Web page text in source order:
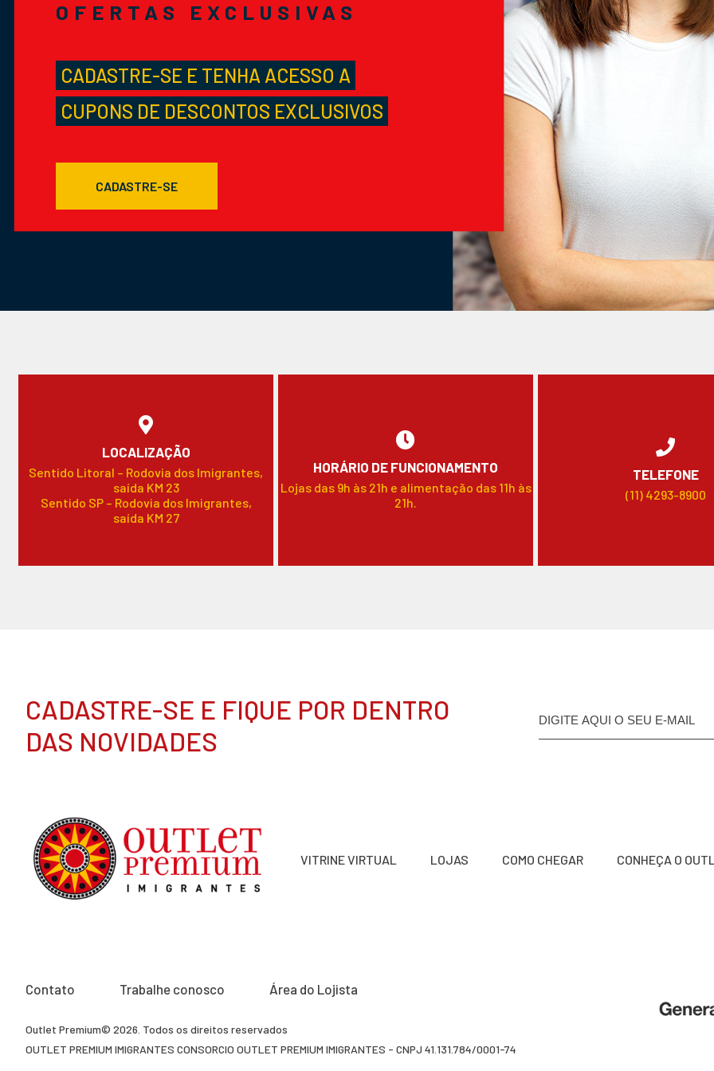
OFERTAS EXCLUSIVAS
CADASTRE-SE E TENHA ACESSO A
CUPONS DE DESCONTOS EXCLUSIVOS
CADASTRE-SE
LOCALIZAÇÃO
Sentido Litoral – Rodovia dos Imigrantes,
saída KM 23
Sentido SP – Rodovia dos Imigrantes,
saída KM 27
HORÁRIO DE FUNCIONAMENTO
Lojas das 9h às 21h e alimentação das 11h às
21h.
TELEFONE
(11) 4293-8900
CADASTRE-SE E FIQUE POR DENTRO
DAS NOVIDADES
VITRINE VIRTUAL LOJAS COMO CHEGAR CONHEÇA O
Contato Trabalhe conosco Área do Lojista
Outlet Premium© 2026. Todos os direitos reservados
OUTLET PREMIUM IMIGRANTES CONSORCIO OUTLET PREMIUM IMIGRANTES - CNPJ 41.131.784/0001-74